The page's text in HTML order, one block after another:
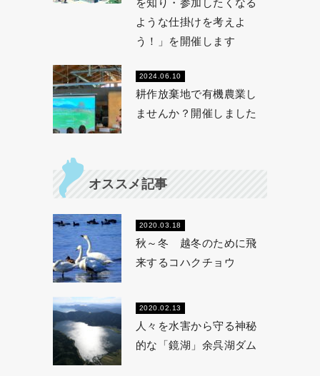
を知り・参加したくなる
ような仕掛けを考えよ
う！」を開催します
2024.06.10
耕作放棄地で有機農業し
ませんか？開催しました
オススメ記事
2020.03.18
秋～冬 越冬のために飛
来するコハクチョウ
2020.02.13
人々を水害から守る神秘
的な「鏡湖」余呉湖ダム